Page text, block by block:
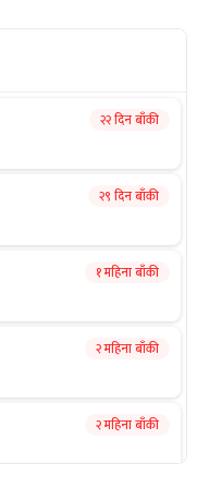
२२ दिन बाँकी
२९ दिन बाँकी
१ महिना बाँकी
२ महिना बाँकी
२ महिना बाँकी